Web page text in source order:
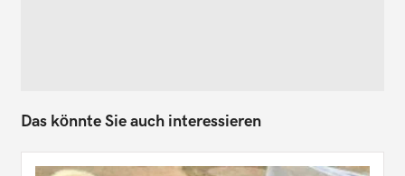
Das könnte Sie auch interessieren